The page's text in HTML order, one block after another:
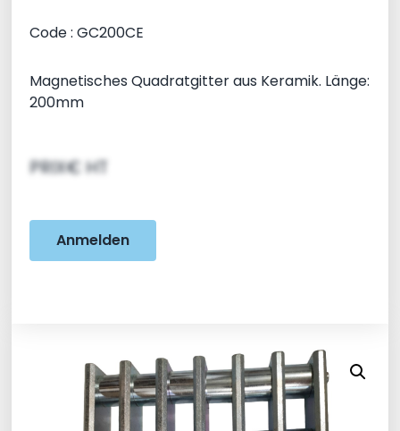
Code : GC200CE
Magnetisches Quadratgitter aus Keramik. Länge:
200mm
PRIX€ HT
Anmelden